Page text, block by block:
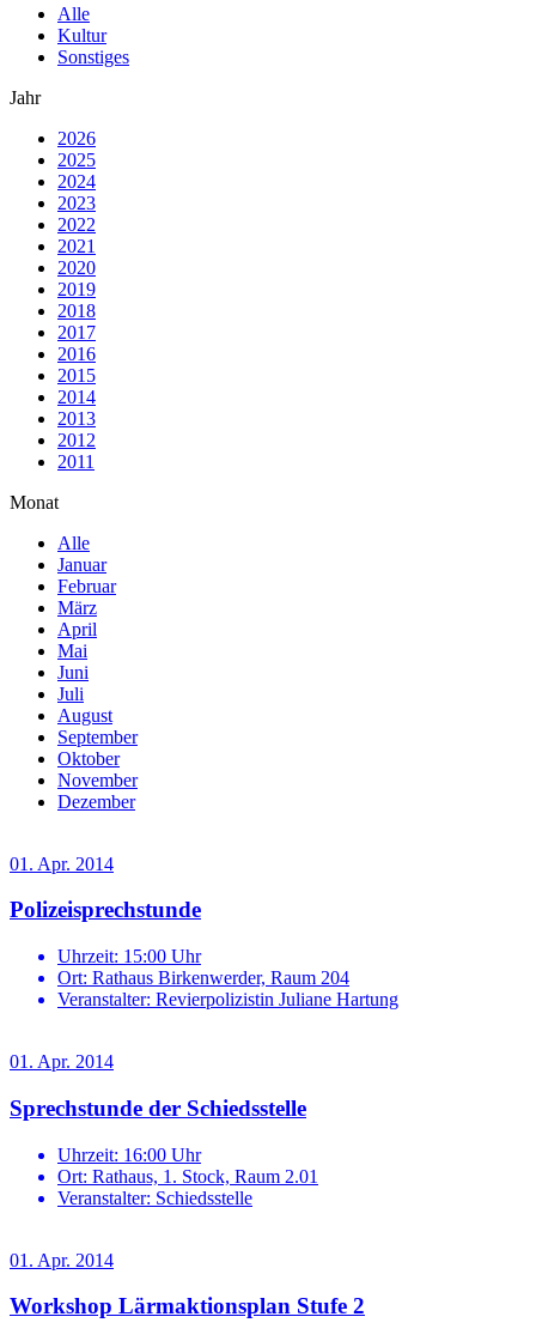
Alle
Kultur
Sonstiges
Jahr
2026
2025
2024
2023
2022
2021
2020
2019
2018
2017
2016
2015
2014
2013
2012
2011
Monat
Alle
Januar
Februar
März
April
Mai
Juni
Juli
August
September
Oktober
November
Dezember
01. Apr. 2014
Polizeisprechstunde
Uhrzeit: 15:00 Uhr
Ort: Rathaus Birkenwerder, Raum 204
Veranstalter: Revierpolizistin Juliane Hartung
01. Apr. 2014
Sprechstunde der Schiedsstelle
Uhrzeit: 16:00 Uhr
Ort: Rathaus, 1. Stock, Raum 2.01
Veranstalter: Schiedsstelle
01. Apr. 2014
Workshop Lärmaktionsplan Stufe 2